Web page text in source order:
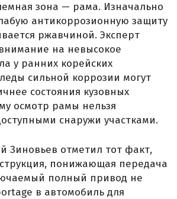
зона — рама. Изначально
антикоррозионную защиту
ржавчиной. Эксперт
на невысокое
у ранних корейских
сильной коррозии могут
состояния кузовных
осмотр рамы нельзя
снаружи участками.
Зиновьев отметил тот факт,
понижающая передача
полный привод не
в автомобиль для